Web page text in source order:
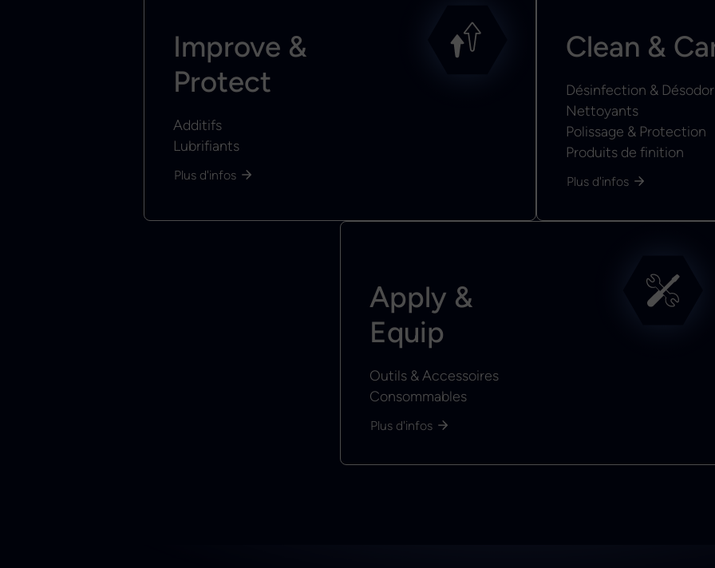
Improve &
Protect
Additifs
Lubrifiants
Plus d'infos
Clean &
Désinfection &
Nettoyants
Polissage & Protection
Produits de finition
Plus d'infos
Apply &
Equip
Outils & Accessoires
Consommables
Plus d'infos